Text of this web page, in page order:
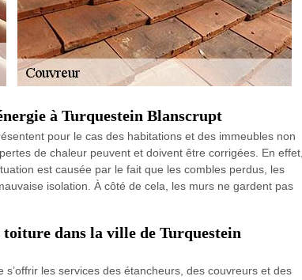
à Turquestein Blanscrupt
pour le cas des habitations et des immeubles non
de chaleur peuvent et doivent être corrigées. En effet,
est causée par le fait que les combles perdus, les
isolation. À côté de cela, les murs ne gardent pas
dans la ville de Turquestein
les services des étancheurs, des couvreurs et des